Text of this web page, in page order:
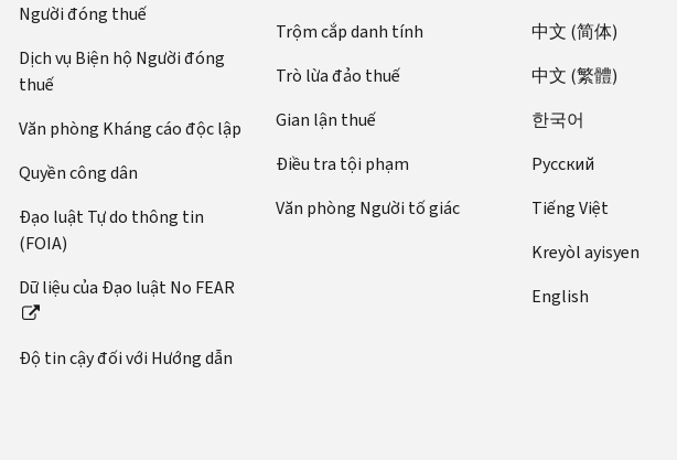
Người đóng thuế
Dịch vụ Biện hộ Người đóng
thuế
Văn phòng Kháng cáo độc lập
Quyền công dân
Đạo luật Tự do thông tin
(FOIA)
Dữ liệu của Đạo luật No FEAR
Độ tin cậy đối với Hướng dẫn
Trộm cắp danh tính
Trò lừa đảo thuế
Gian lận thuế
Điều tra tội phạm
Văn phòng Người tố giác
中文 (简体)
中文 (繁體)
한국어
Pусский
Tiếng Việt
Kreyòl ayisyen
English